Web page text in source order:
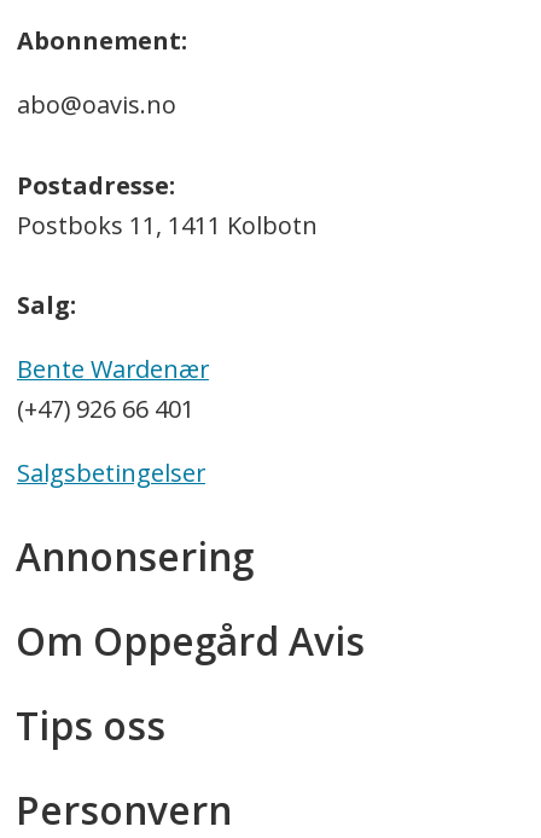
Abonnement:
abo@oavis.no
Postadresse:
Postboks 11, 1411 Kolbotn
Salg:
Bente Wardenær
(+47) 926 66 401
Salgsbetingelser
Annonsering
Om Oppegård Avis
Tips oss
Personvern